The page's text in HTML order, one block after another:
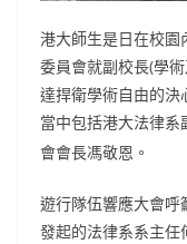
港大師生是日在校園
委員會就副校長(學
達捍衛學術自由的決
當中包括港大法律系
會會長馮敬恩。
遊行隊伍響應大會呼
發起的法律系系主任